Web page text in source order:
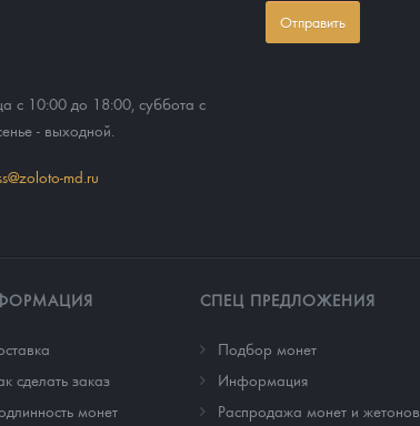
с 10:00 до 18:00, суббота с
- выходной.
md.ru
Отправить
сделать заказ
монет
СПЕЦ ПРЕДЛОЖЕНИЯ
Подбор монет
Информация
Распродажа монет и жетонов